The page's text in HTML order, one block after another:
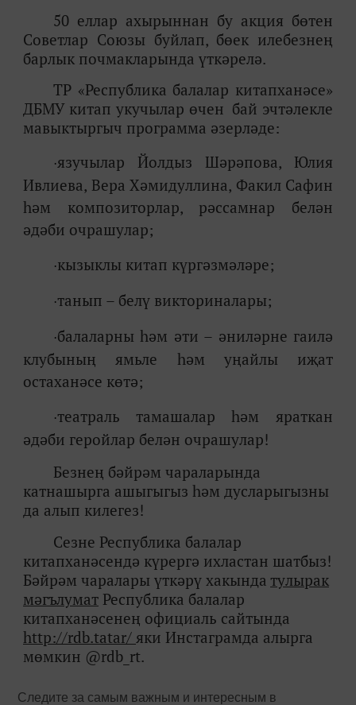
50 еллар ахырыннан бу акция бөтен
Советлар Союзы буйлап, бөек илебезнең
барлык почмакларында үткәрелә.
ТР «Республика балалар китапханәсе»
ДБМУ китап укучылар өчен бай эчтәлекле
мавыктыргыч программа әзерләде:
·язучылар Йолдыз Шәрәпова, Юлия
Ивлиева, Вера Хәмидуллина, Факил Сафин
һәм композиторлар, рәссамнар белән
әдәби очрашулар;
·кызыклы китап күргәзмәләре;
·танып – белү викториналары;
·балаларны һәм әти – әниләрне гаилә
клубының ямьле һәм уңайлы иҗат
остаханәсе көтә;
·театраль тамашалар һәм яраткан
әдәби геройлар белән очрашулар!
Безнең бәйрәм чараларында
катнашырга ашыгыгыз һәм дусларыгызны
да алып килегез!
Сезне Республика балалар
китапханәсендә күрергә ихластан шатбыз!
Бәйрәм чаралары үткәрү хакында тулырак
мәгълумат Республика балалар
китапханәсенең официаль сайтында
http://rdb.tatar/ яки Инстаграмда алырга
мөмкин @rdb_rt.
Следите за самым важным и интересным в